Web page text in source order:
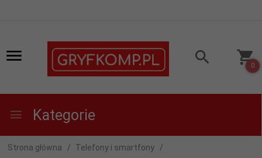
0
Kategorie
Strona główna Telefony i smartfony